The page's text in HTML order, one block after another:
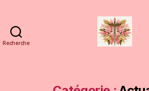
Recherche
de